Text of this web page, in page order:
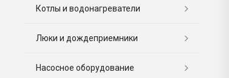
Котлы и водонагреватели
Люки и дождеприемники
Насосное оборудование